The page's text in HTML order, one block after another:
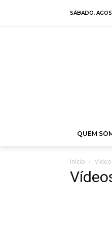
SÁBADO,
QUEM
Início